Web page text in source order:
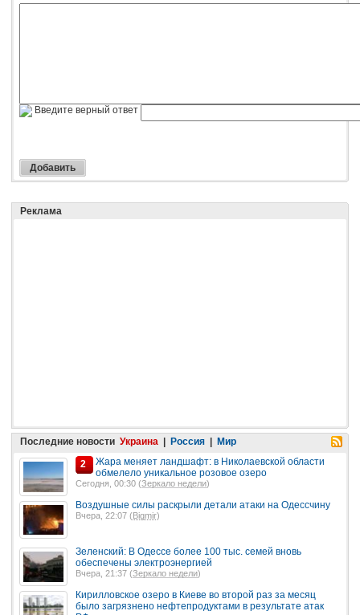
Введите верный ответ
Реклама
Последние новости Украина Россия
Мир
2
Жара меняет ландшафт: в Николаевской области
обмелело уникальное розовое озеро
Сегодня, 00:30 (Зеркало недели)
Воздушные силы раскрыли детали атаки на Одессчину
Вчера, 22:07 (Bigmir)
Зеленский: В Одессе более 100 тыс. семей вновь
обеспечены электроэнергией
Вчера, 21:37 (Зеркало недели)
Кирилловское озеро в Киеве во второй раз за месяц
было загрязнено нефтепродуктами в результате атак